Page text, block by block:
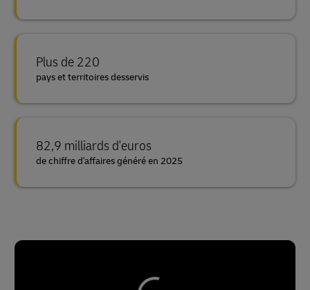
Plus de 220
pays et territoires desservis
82,9 milliards d'euros
de chiffre d'affaires généré en 2025